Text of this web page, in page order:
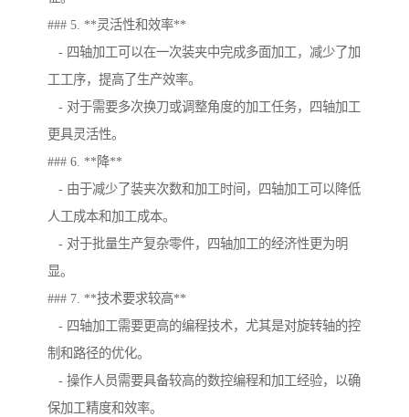
### 5. **灵活性和效率**
- 四轴加工可以在一次装夹中完成多面加工，减少了加
工工序，提高了生产效率。
- 对于需要多次换刀或调整角度的加工任务，四轴加工
更具灵活性。
### 6. **降**
- 由于减少了装夹次数和加工时间，四轴加工可以降低
人工成本和加工成本。
- 对于批量生产复杂零件，四轴加工的经济性更为明
显。
### 7. **技术要求较高**
- 四轴加工需要更高的编程技术，尤其是对旋转轴的控
制和路径的优化。
- 操作人员需要具备较高的数控编程和加工经验，以确
保加工精度和效率。